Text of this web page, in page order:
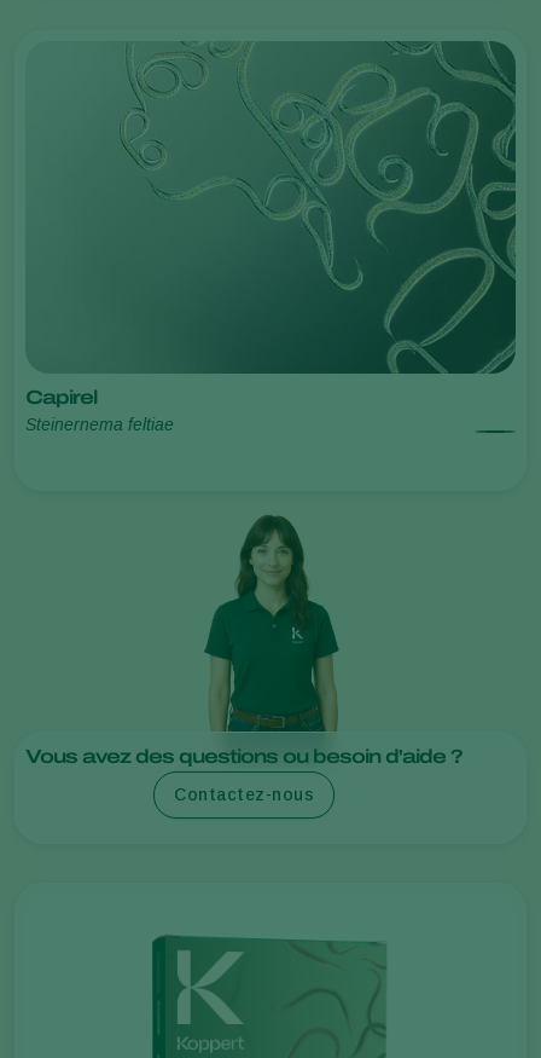
Capirel
Steinernema feltiae
Vous avez des questions ou besoin d'aide ?
Contactez-nous